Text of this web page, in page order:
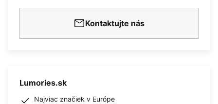
Kontaktujte nás
Lumories.sk
Najviac značiek v Európe